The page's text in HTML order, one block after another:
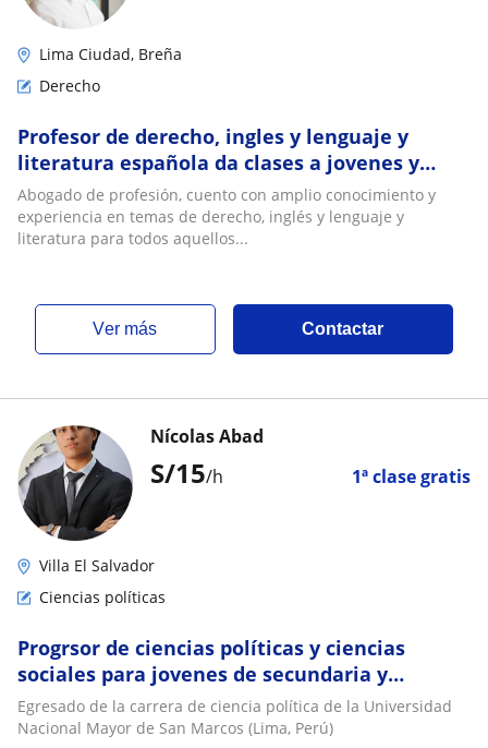
Lima Ciudad, Breña
Derecho
Profesor de derecho, ingles y lenguaje y
literatura española da clases a jovenes y
adultos de todas las edades
Abogado de profesión, cuento con amplio conocimiento y
experiencia en temas de derecho, inglés y lenguaje y
literatura para todos aquellos...
ver más Contactar
S/15/h 1ª clase gratis
Nícolas Abad
Villa El Salvador
Ciencias políticas
Progrsor de ciencias políticas y ciencias
sociales para jovenes de secundaria y
primeros años de carrera
Egresado de la carrera de ciencia política de la Universidad
Nacional Mayor de San Marcos (Lima, Perú)